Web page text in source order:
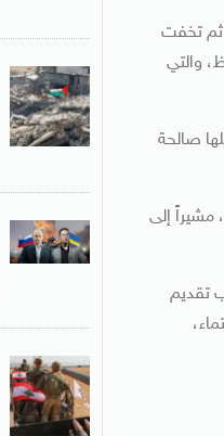
ثم تخفت
والتي
صالحة
وما أعقبها من متغيرات، مشيراً إلى
تقديم